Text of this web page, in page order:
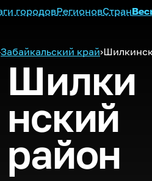
городовРегионовСтран
Забайкальский край›
Шилки
нский
район